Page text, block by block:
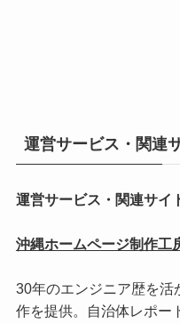
運営サービス・関連
運営サービス・関連サイ
沖縄ホームページ制作工
30年のエンジニア歴を活
作を提供。自治体レポー